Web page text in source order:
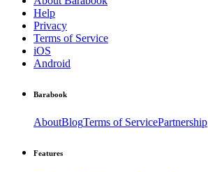
Help
Privacy
Terms of Service
iOS
Android
Barabook
AboutBlogTerms of ServicePartnership
Features